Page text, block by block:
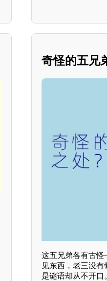
奇怪的五兄
这五兄弟各有古
见东西，老三没
是谜语却从不开口